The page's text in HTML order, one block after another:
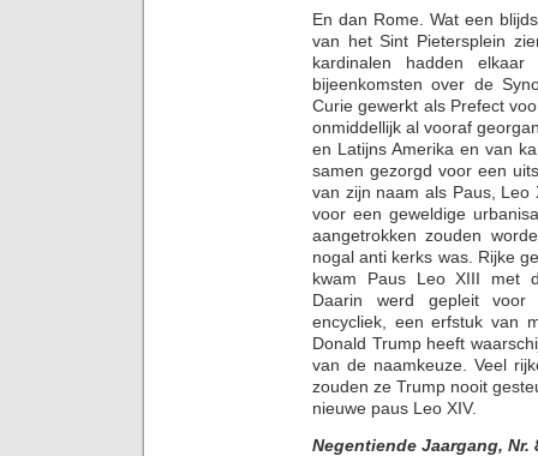
En dan Rome. Wat een
van het Sint Pietersplein
kardinalen hadden
bijeenkomsten over de
Curie gewerkt als Prefect
onmiddellijk al vooraf
en Latijns Amerika en van
samen gezorgd voor een
van zijn naam als Paus, Leo
voor een geweldige
aangetrokken zouden
nogal anti kerks was. Rijke
kwam Paus Leo XIII met
Daarin werd gepleit voor
encycliek, een erfstuk van
Donald Trump heeft
van de naamkeuze. Veel
zouden ze Trump nooit
nieuwe paus Leo XIV.
Negentiende Jaargang, Nr.